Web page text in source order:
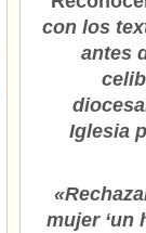
con los
antes
Iglesia
mujer ‘un